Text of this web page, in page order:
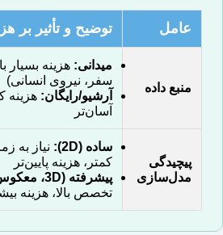
عامل توضیح و تأثیر بر
منبع داده
میدانی: هزینه بسیار
سفر، نیروی انسانی)
آرشیو/رایگان: هزینه
آسان‌تر
پیچیدگی
مدل‌سازی
ساده (2D):
نیاز به
کمتر، هزینه پایین‌تر
پیشرفته (3D، معکوس‌سازی):
تخصص بالا، هزینه